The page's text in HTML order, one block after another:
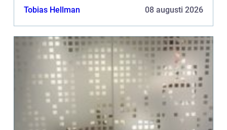
Tobias Hellman 08 augusti 2026